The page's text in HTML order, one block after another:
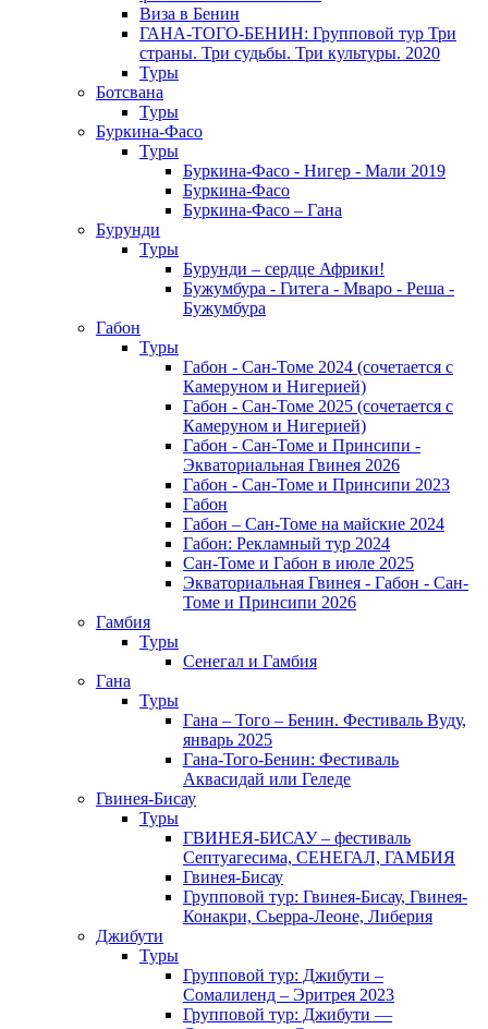
Виза в Бенин
ГАНА-ТОГО-БЕНИН: Групповой тур Три
страны. Три судьбы. Три культуры. 2020
Туры
Ботсвана
Туры
Буркина-Фасо
Туры
Буркина-Фасо - Нигер - Мали 2019
Буркина-Фасо
Буркина-Фасо – Гана
Бурунди
Туры
Бурунди – сердце Африки!
Бужумбура - Гитега - Мваро - Реша -
Бужумбура
Габон
Туры
Габон - Сан-Томе 2024 (сочетается с
Камеруном и Нигерией)
Габон - Сан-Томе 2025 (сочетается с
Камеруном и Нигерией)
Габон - Сан-Томе и Принсипи -
Экваториальная Гвинея 2026
Габон - Сан-Томе и Принсипи 2023
Габон
Габон – Сан-Томе на майские 2024
Габон: Рекламный тур 2024
Сан-Томе и Габон в июле 2025
Экваториальная Гвинея - Габон - Сан-
Томе и Принсипи 2026
Гамбия
Туры
Сенегал и Гамбия
Гана
Туры
Гана – Того – Бенин. Фестиваль Вуду,
январь 2025
Гана-Того-Бенин: Фестиваль
Аквасидай или Геледе
Гвинея-Бисау
Туры
ГВИНЕЯ-БИСАУ – фестиваль
Септуагесима, СЕНЕГАЛ, ГАМБИЯ
Гвинея-Бисау
Групповой тур: Гвинея-Бисау, Гвинея-
Конакри, Сьерра-Леоне, Либерия
Джибути
Туры
Групповой тур: Джибути –
Cомалиленд – Эритрея 2023
Групповой тур: Джибути —